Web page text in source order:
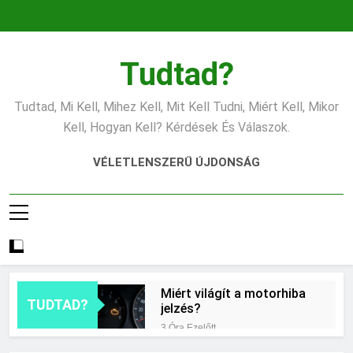
Tudtad?
Tudtad, Mi Kell, Mihez Kell, Mit Kell Tudni, Miért Kell, Mikor
Kell, Hogyan Kell? Kérdések És Válaszok.
VÉLETLENSZERŰ ÚJDONSÁG
TUDTAD?
Miért világít a motorhiba
jelzés?
3 Óra Ezelőtt